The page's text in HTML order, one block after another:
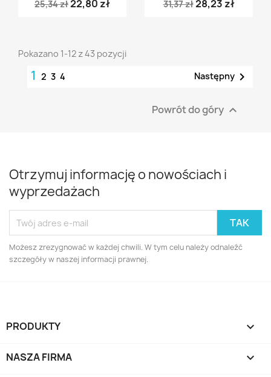
25,34 zł22,80 zł
31,37 zł28,23 zł
Pokazano 1-12 z 43 pozycji
1 2 3 4 Następny 
Powrót do góry 
Otrzymuj informację o nowościach i
wyprzedażach
Możesz zrezygnować w każdej chwili. W tym celu należy odnaleźć
szczegóły w naszej informacji prawnej.
PRODUKTY 
NASZA FIRMA 